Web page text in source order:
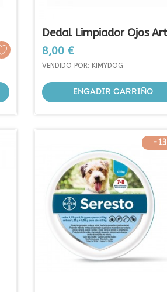
Dedal Limpiador Ojos
Prezo
8,00 €
VENDIDO POR: KIMYDOG
ENGADIR CARRIÑO
-